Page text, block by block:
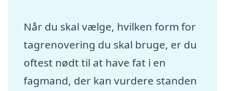
Når du skal vælge, hvilken form for
tagrenovering du skal bruge, er du
oftest nødt til at have fat i en
fagmand, der kan vurdere standen